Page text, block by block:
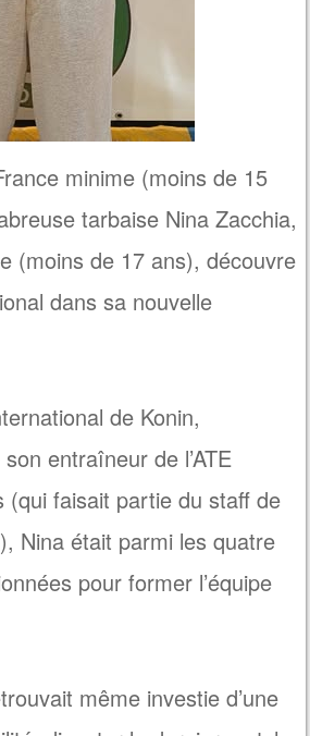
minime (moins de 15
tarbaise Nina Zacchia,
(moins de 17 ans), découvre
dans sa nouvelle
de Konin,
entraîneur de l’ATE
(qui faisait partie du staff de
Nina était parmi les quatre
pour former l’équipe
même investie d’une